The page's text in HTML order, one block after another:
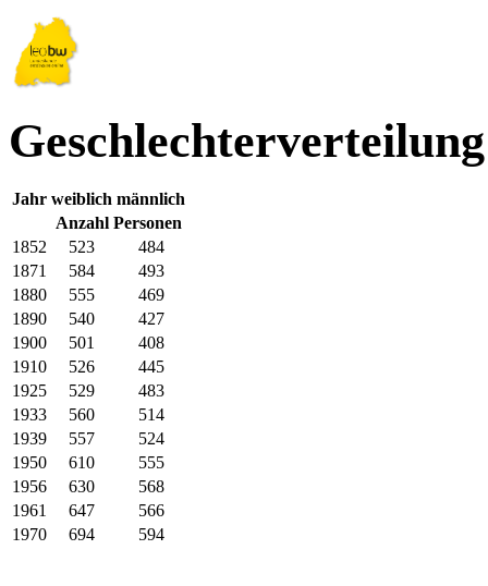
Jahr weiblich männlich
Anzahl Personen
1852
523
484
1871
584
493
1880
555
469
1890
540
427
1900
501
408
1910
526
445
1925
529
483
1933
560
514
1939
557
524
1950
610
555
1956
630
568
1961
647
566
1970
694 594